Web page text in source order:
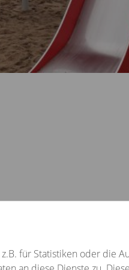
für Statistiken oder die